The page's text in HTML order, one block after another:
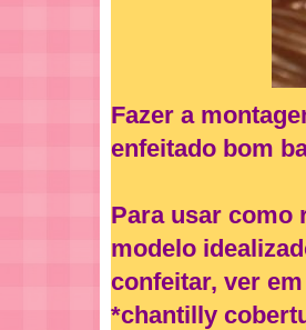
Fazer a
enfeitado bom
Para usar como
modelo
confeitar, ver
*chantilly